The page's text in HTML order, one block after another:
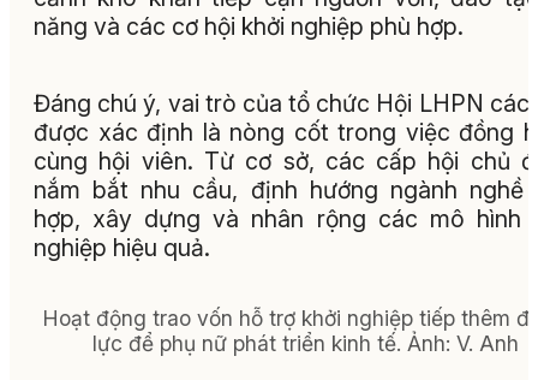
năng và các cơ hội khởi nghiệp phù hợp.
Đáng chú ý, vai trò của tổ chức Hội LHPN các
được xác định là nòng cốt trong việc đồng
cùng hội viên. Từ cơ sở, các cấp hội chủ
nắm bắt nhu cầu, định hướng ngành nghề
hợp, xây dựng và nhân rộng các mô hình
nghiệp hiệu quả.
Hoạt động trao vốn hỗ trợ khởi nghiệp tiếp thêm
lực để phụ nữ phát triển kinh tế. Ảnh: V. Anh